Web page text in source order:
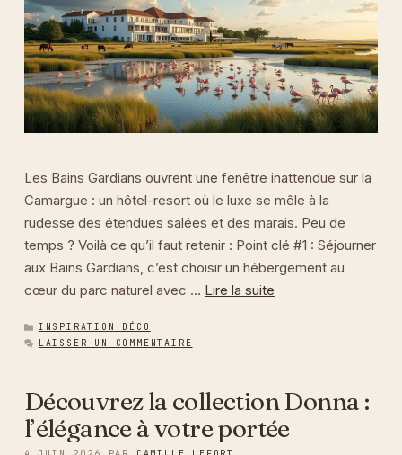
Les Bains Gardians ouvrent une fenêtre inattendue sur la
Camargue : un hôtel-resort où le luxe se mêle à la
rudesse des étendues salées et des marais. Peu de
temps ? Voilà ce qu’il faut retenir : Point clé #1 : Séjourner
aux Bains Gardians, c’est choisir un hébergement au
cœur du parc naturel avec … Lire la suite
CATÉGORIES
INSPIRATION DÉCO
LAISSER UN COMMENTAIRE
Découvrez la collection Donna :
l’élégance à votre portée